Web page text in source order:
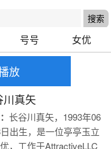
号号 女优
放
川真矢
长谷川真矢，1993年06
出生，是一位亭亭玉立
，工作于AttractiveLLC